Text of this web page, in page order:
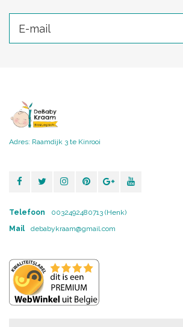
Adres: Raamdijk 3 te Kinrooi
Telefoon
0032492480713 (Henk)
Mail
debabykraam@gmail.com